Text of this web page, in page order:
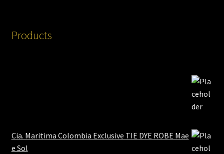
Products
Cia. Maritima Colombia Exclusive TIE DYE ROBE Mae
e Sol